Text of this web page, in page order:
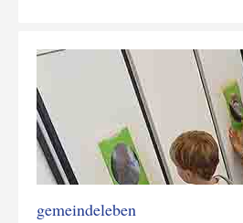
gemeindeleben